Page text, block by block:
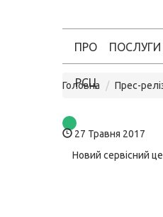
ПРО
РСЦ
ПОСЛУГИ
Головна Прес-
27 Травня 2017
Новий сервісний